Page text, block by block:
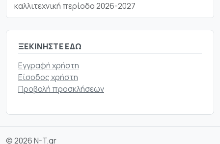
καλλιτεχνική περίοδο 2026-2027
ΞΕΚΙΝΉΣΤΕ ΕΔΏ
Εγγραφή χρήστη
Είσοδος χρήστη
Προβολή προσκλήσεων
© 2026 N-T.gr